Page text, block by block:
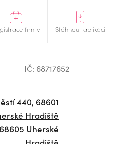
firmy Stáhnout aplikaci
IČ: 68717652
440, 68601
Hradiště
Uherské